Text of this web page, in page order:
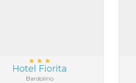
Hotel Fiorita
Bardolino